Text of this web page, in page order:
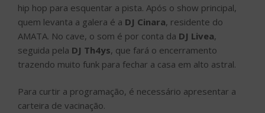
hip hop para esquentar a pista. Após o show principal,
quem levanta a galera é a DJ Cinara, residente do
AMATA. No cave, o som é por conta da DJ Livea,
seguida pela DJ Th4ys, que fará o encerramento
trazendo muito funk para fechar a casa em alto astral.
Para curtir a programação, é necessário apresentar a
carteira de vacinação.